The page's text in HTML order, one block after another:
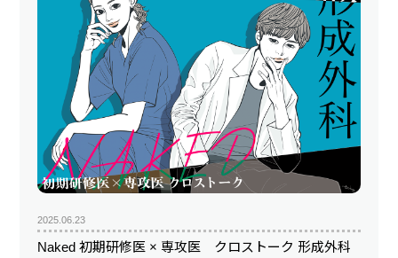
2025.06.23
Naked 初期研修医 × 専攻医 クロストーク 形成外科